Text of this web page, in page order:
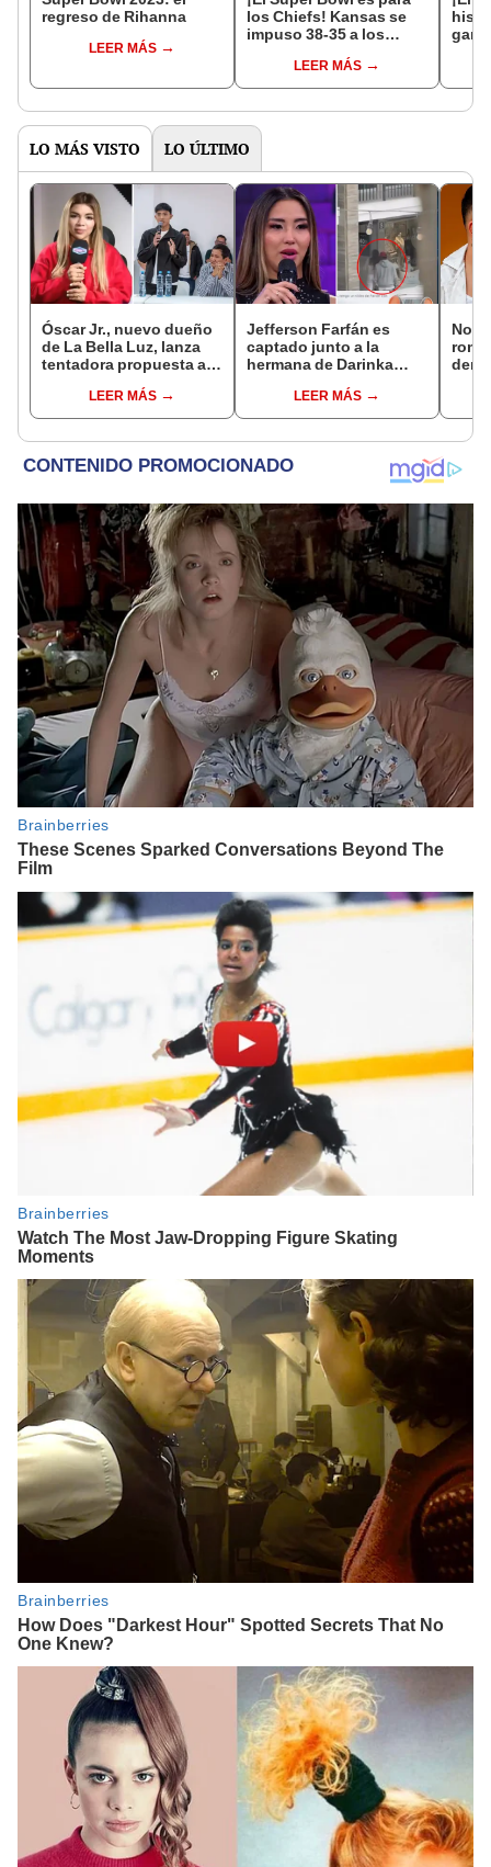
regreso de Rihanna
LEER MÁS
los Chiefs! Kansas se
impuso 38-35 a los
tercera corona
LEER MÁS
ganó
LO MÁS VISTO LO ÚLTIMO
Óscar Jr., nuevo dueño
de La Bella Luz, lanza
tentadora propuesta a
denuncia por
tocamientos: “Va a
LEER MÁS
Jefferson Farfán es
captado junto a la
hermana de Darinka
Kanashiro trabajaba: “Él
tiene sus…”
LEER MÁS